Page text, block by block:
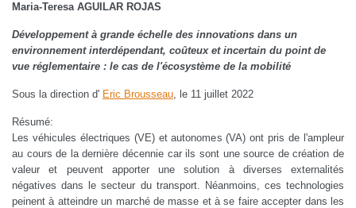
Maria-Teresa AGUILAR ROJAS
Développement à grande échelle des innovations dans un
environnement interdépendant, coûteux et incertain du point de
vue réglementaire : le cas de l'écosystème de la mobilité
Sous la direction d' Eric Brousseau, le 11 juillet 2022
Résumé:
Les véhicules électriques (VE) et autonomes (VA) ont pris de l'ampleur
au cours de la dernière décennie car ils sont une source de création de
valeur et peuvent apporter une solution à diverses externalités
négatives dans le secteur du transport. Néanmoins, ces technologies
peinent à atteindre un marché de masse et à se faire accepter dans les